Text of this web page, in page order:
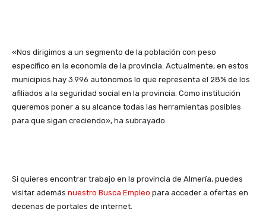
«Nos dirigimos a un segmento de la población con peso
específico en la economía de la provincia. Actualmente, en estos
municipios hay 3.996 autónomos lo que representa el 28% de los
afiliados a la seguridad social en la provincia. Como institución
queremos poner a su alcance todas las herramientas posibles
para que sigan creciendo», ha subrayado.
Si quieres encontrar trabajo en la provincia de Almería, puedes
visitar además nuestro Busca Empleo para acceder a ofertas en
decenas de portales de internet.